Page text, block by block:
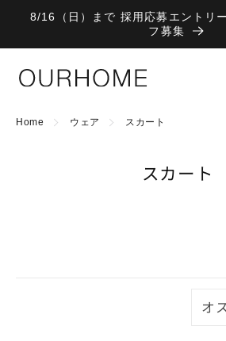
ンツに
8/16（日）まで 採用応募エントリ
フ募集
Home ウェア スカート
コ
スカート